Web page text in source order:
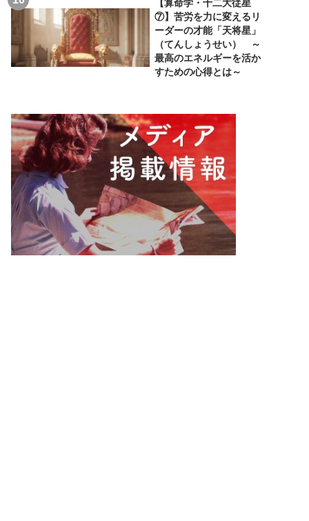
【算命学・十二大従星
⑦】苦労を力に変えるリ
ーダーの才能「天将星」
（てんしょうせい） ～
最高のエネルギーを活か
すための心得とは～